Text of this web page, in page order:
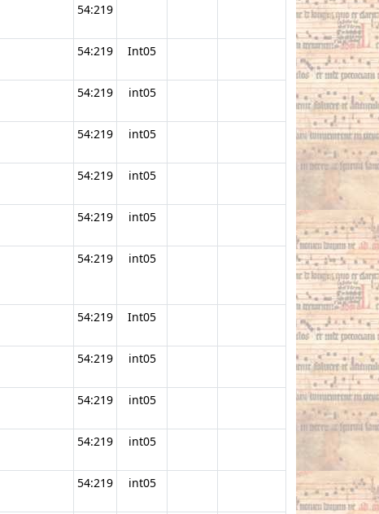
54:219
54:219 Int05
54:219 int05
54:219 int05
54:219 int05
54:219 int05
54:219 int05
54:219 Int05
54:219 int05
54:219 int05
54:219 int05
54:219 int05